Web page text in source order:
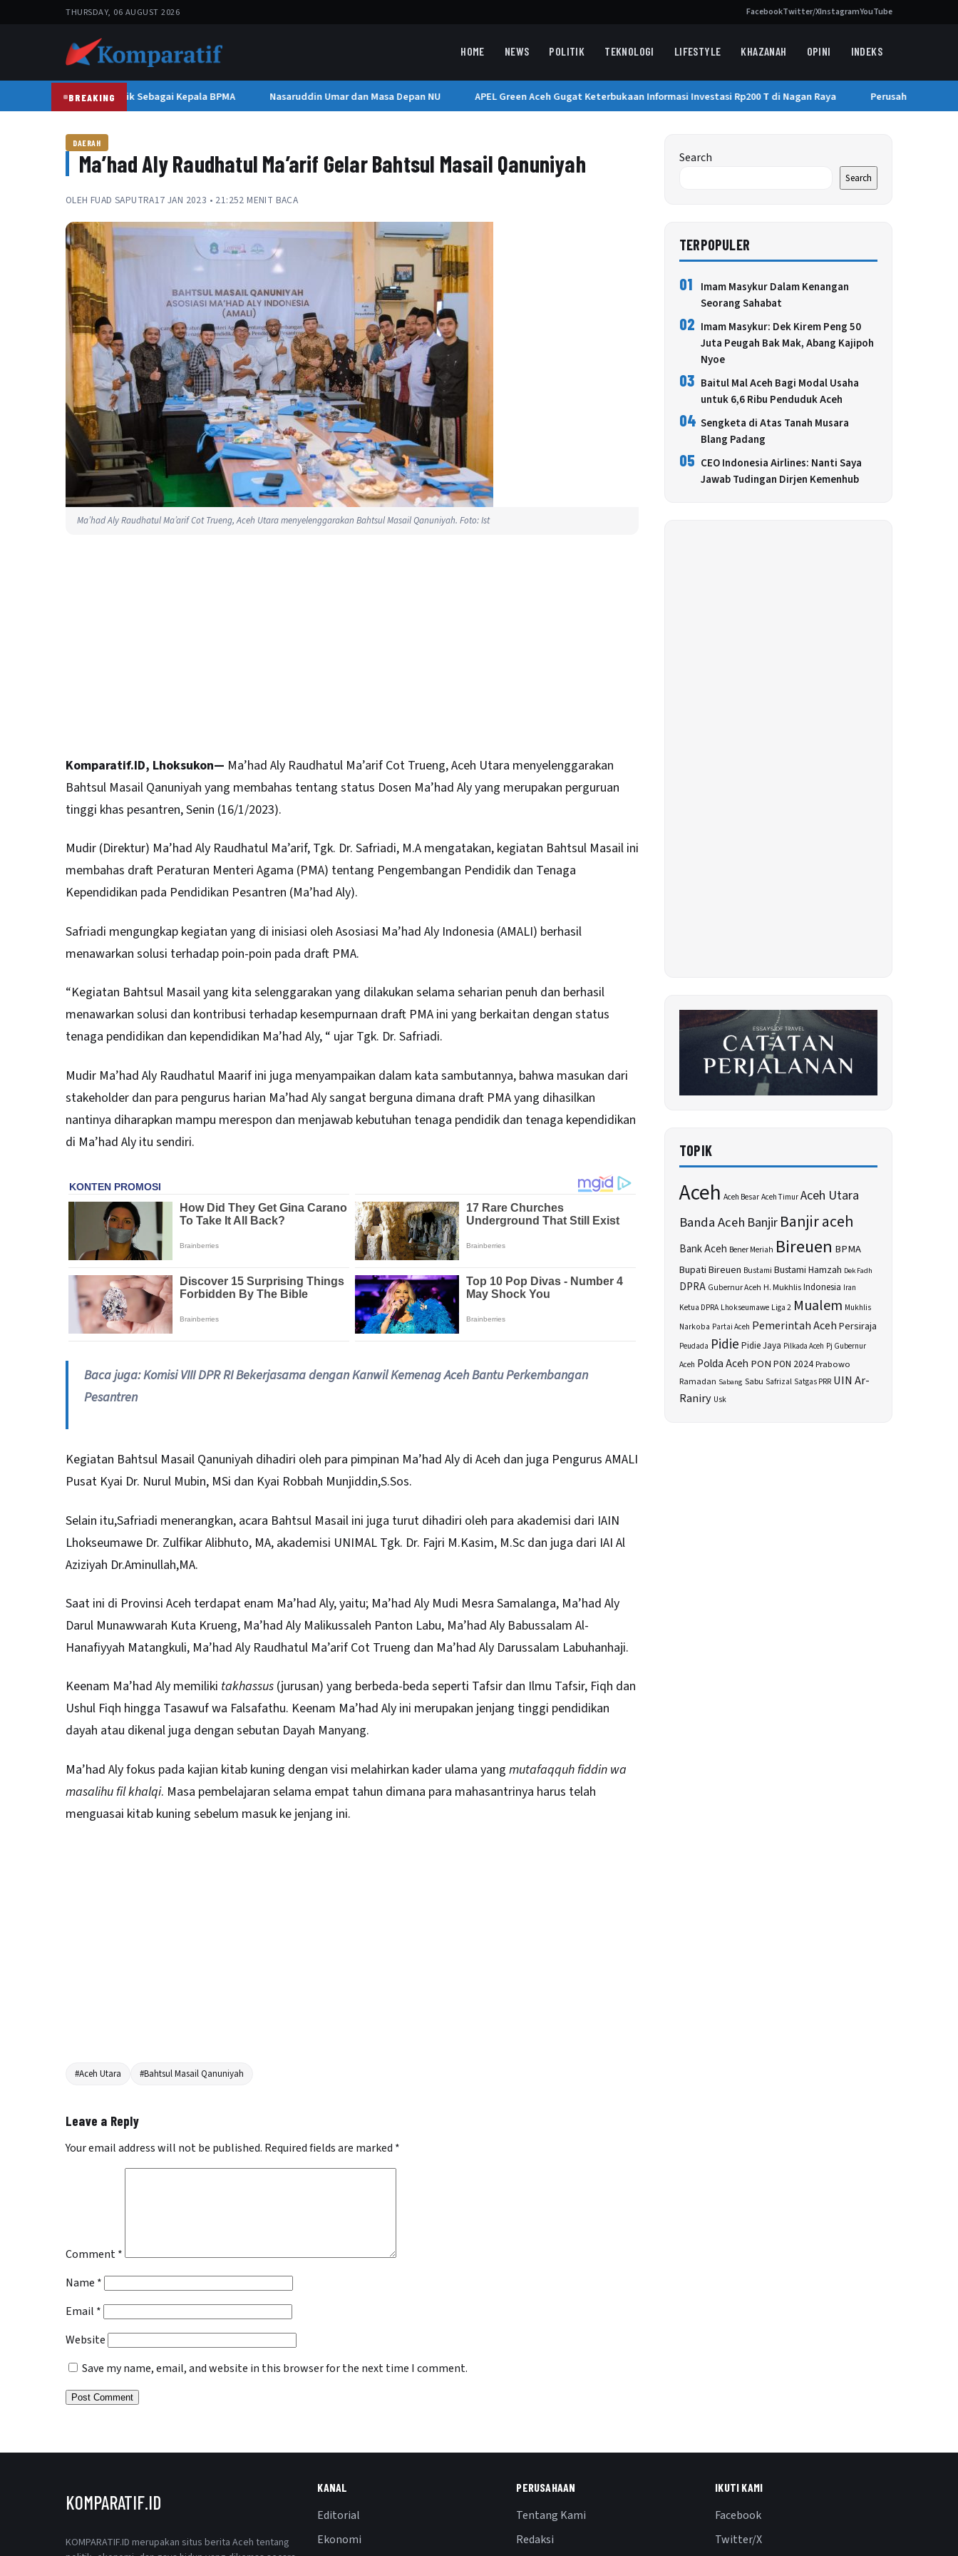
THURSDAY, 06 AUGUST 2026 FacebookTwitter/XInstagramYouTube
HOME NEWS POLITIK TEKNOLOGI LIFESTYLE KHAZANAH OPINI INDEKS
BREAKING
Mawardi Nur Dilantik Sebagai Kepala BPMA Nasaruddin Umar dan Masa Depan NU APEL Green Aceh Gugat Keterbukaan Informasi Investasi Rp200 T di Nagan Raya Perusahaan AI
DAERAH
Ma’had Aly Raudhatul Ma’arif Gelar Bahtsul Masail Qanuniyah
OLEH FUAD SAPUTRA17 JAN 2023 • 21:252 MENIT BACA
Ma’had Aly Raudhatul Ma’arif Cot Trueng, Aceh Utara menyelenggarakan Bahtsul Masail Qanuniyah. Foto: Ist
Komparatif.ID, Lhoksukon— Ma’had Aly Raudhatul Ma’arif Cot Trueng,Aceh Utara menyelenggarakan
Bahtsul Masail Qanuniyah yang membahas tentang status Dosen Ma’had Aly yang merupakan perguruan
tinggi khas pesantren, Senin (16/1/2023).
Mudir (Direktur) Ma’had Aly Raudhatul Ma’arif, Tgk. Dr. Safriadi, M.A mengatakan, kegiatan Bahtsul Masail ini
membahas draft Peraturan Menteri Agama (PMA) tentang Pengembangan Pendidik dan Tenaga
Kependidikan pada Pendidikan Pesantren (Ma’had Aly).
Safriadi mengungkap kegiatan yang di inisiasi oleh Asosiasi Ma’had Aly Indonesia (AMALI) berhasil
menawarkan solusi terhadap poin-poin pada draft PMA.
“Kegiatan Bahtsul Masail yang kita selenggarakan yang dilakukan selama seharian penuh dan berhasil
menawarkan solusi dan kontribusi terhadap kesempurnaan draft PMA ini yang berkaitan dengan status
tenaga pendidikan dan kependidikan Ma’had Aly, “ ujar Tgk. Dr. Safriadi.
Mudir Ma’had Aly Raudhatul Maarif ini juga menyampaikan dalam kata sambutannya, bahwa masukan dari
stakeholder dan para pengurus harian Ma’had Aly sangat berguna dimana draft PMA yang dihasilkan
nantinya diharapkan mampu merespon dan menjawab kebutuhan tenaga pendidik dan tenaga kependidikan
di Ma’had Aly itu sendiri.
Baca juga:Komisi VIII DPR RI Bekerjasama dengan Kanwil Kemenag Aceh Bantu Perkembangan
Pesantren
Kegiatan Bahtsul Masail Qanuniyah dihadiri oleh para pimpinan Ma’had Aly di Aceh dan juga Pengurus AMALI
Pusat Kyai Dr. Nurul Mubin, MSi dan Kyai Robbah Munjiddin,S.Sos.
Selain itu,Safriadi menerangkan, acara Bahtsul Masail ini juga turut dihadiri oleh para akademisi dari IAIN
Lhokseumawe Dr. Zulfikar Alibhuto, MA, akademisi UNIMAL Tgk. Dr. Fajri M.Kasim, M.Sc dan juga dari IAI Al
Aziziyah Dr.Aminullah,MA.
Saat ini di Provinsi Aceh terdapat enam Ma’had Aly, yaitu; Ma’had Aly Mudi Mesra Samalanga, Ma’had Aly
Darul Munawwarah Kuta Krueng, Ma’had Aly Malikussaleh Panton Labu, Ma’had Aly Babussalam Al-
Hanafiyyah Matangkuli, Ma’had Aly Raudhatul Ma’arif Cot Trueng dan Ma’had Aly Darussalam Labuhanhaji.
Keenam Ma’had Aly memiliki takhassus (jurusan) yang berbeda-beda seperti Tafsir dan Ilmu Tafsir, Fiqh dan
Ushul Fiqh hingga Tasawuf wa Falsafathu. Keenam Ma’had Aly ini merupakan jenjang tinggi pendidikan
dayah atau dikenal juga dengan sebutan Dayah Manyang.
Ma’had Aly fokus pada kajian kitab kuning dengan visi melahirkan kader ulama yang mutafaqquh fiddin wa
masalihu fil khalqi. Masa pembelajaran selama empat tahun dimana para mahasantrinya harus telah
menguasai kitab kuning sebelum masuk ke jenjang ini.
#Aceh Utara #Bahtsul Masail Qanuniyah
Leave a Reply
Your email address will not be published. Required fields are marked *
Comment*
Name *
Email *
Website
Save my name, email, and website in this browser for the next time I comment.
Search
Search
TERPOPULER
01
Imam Masykur Dalam Kenangan
Seorang Sahabat
02 Imam Masykur: Dek Kirem Peng 50
Juta Peugah Bak Mak, Abang Kajipoh
Nyoe
03 Baitul Mal Aceh Bagi Modal Usaha
untuk 6,6 Ribu Penduduk Aceh
04 Sengketa di Atas Tanah Musara
Blang Padang
05 CEO Indonesia Airlines: Nanti Saya
Jawab Tudingan Dirjen Kemenhub
TOPIK
Aceh Aceh Besar Aceh Timur Aceh Utara
Banda Aceh BanjirBanjir aceh
Bank Aceh Bener Meriah Bireuen BPMA
Bupati Bireuen Bustami Bustami Hamzah Dek Fadh
DPRA Gubernur Aceh H. MukhlisIndonesia Iran
Ketua DPRA Lhokseumawe Liga 2 Mualem Mukhlis
Narkoba Partai Aceh Pemerintah AcehPersiraja
Peudada Pidie Pidie Jaya Pilkada Aceh Pj Gubernur
Aceh Polda Aceh PON PON 2024Prabowo
Ramadan Sabang Sabu Safrizal Satgas PRR UIN Ar-
Raniry Usk
KOMPARATIF.ID
KOMPARATIF.ID merupakan situs berita Aceh tentang
KANAL
Editorial
Ekonomi
PERUSAHAAN
Tentang Kami
Redaksi
IKUTI KAMI
Facebook
Twitter/X